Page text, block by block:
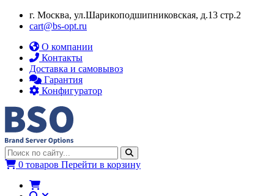
г. Москва, ул.​​Шарикоподшипниковская, д.13 стр.2
cart@bs-opt.ru
О компании
Контакты
Доставка и самовывоз
Гарантия
Конфигуратор
0 товаров Перейти в корзину